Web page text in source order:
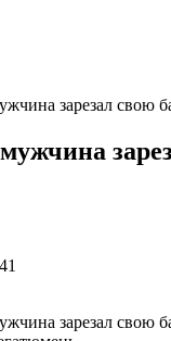
зарезал свою
зарезал свою